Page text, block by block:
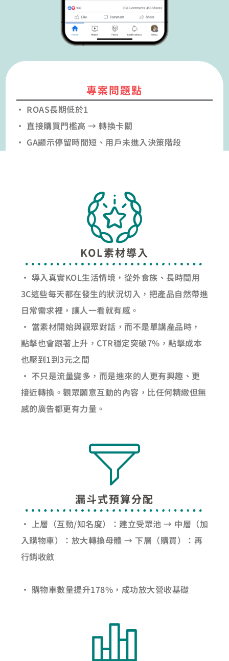
專案問題點
• ROAS長期低於1
• 直接購買門檻高 → 轉換卡關
• GA顯示停留時間短、用戶未進入決策階段
KOL素材導入
• 導入真實KOL生活情境，從外食族、長時間用
3C這些每天都在發生的狀況切入，把產品自然帶進
日常需求裡，讓人一看就有感。
• 當素材開始與觀眾對話，而不是單講產品時，
點擊也會跟著上升，CTR穩定突破7%，點擊成本
也壓到1到3元之間
• 不只是流量變多，而是進來的人更有興趣、更
接近轉換。觀眾願意互動的內容，比任何精緻但無
感的廣告都更有力量。
漏斗式預算分配
• 上層（互動/知名度）：建立受眾池 → 中層（加
入購物車）：放大轉換母體 → 下層（購買）：再
行銷收斂
• 購物車數量提升178%，成功放大營收基礎